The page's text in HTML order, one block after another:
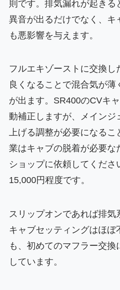
則です。排気漏れが起きる
異音が出るだけでなく、キ
も悪影響を与えます。
フルエキゾーストに交換
良くなることで混合気が薄
が出ます。SR400のCVキ
動補正しますが、メインジ
上げる調整が必要になるこ
業はキャブの脱着が必要な
ショップに依頼してくださ
15,000円程度です。
スリップオンであれば排気
キャブセッティングはほぼ
も、初めてのマフラー交換
しています。